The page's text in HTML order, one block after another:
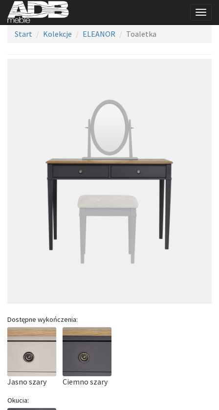
Start
Kolekcje ELEANOR Toaletka
Dostępne wykończenia:
Jasno szary Ciemno szary
Okucia: